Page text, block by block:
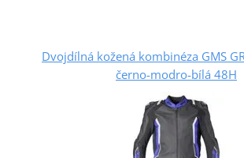
Dvojdílná kožená kombinéza GMS
černo-modro-bílá 48H